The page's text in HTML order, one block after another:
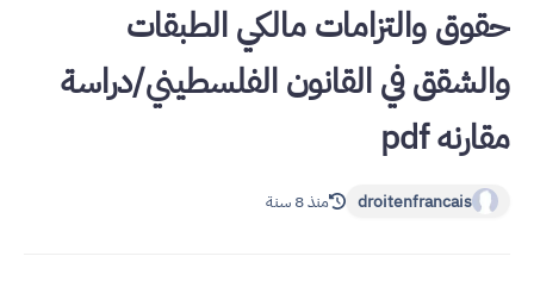
حقوق والتزامات مالكي الطبقات
والشقق في القانون الفلسطيني/دراسة
مقارنه pdf
droitenfrancais منذ 8 سنة